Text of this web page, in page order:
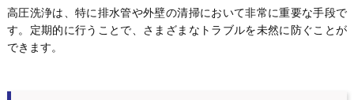
高圧洗浄は、特に排水管や外壁の清掃において非常に重要な手段で
す。定期的に行うことで、さまざまなトラブルを未然に防ぐことが
できます。